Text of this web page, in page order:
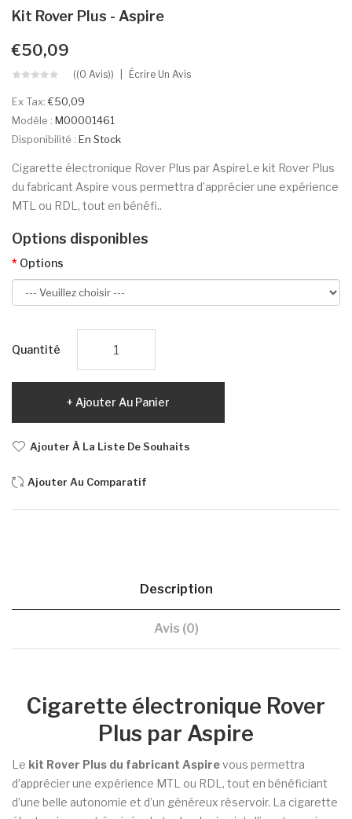
Kit Rover Plus - Aspire
€50,09
((0 Avis)) Écrire Un Avis
Ex Tax:€50,09
Modèle : M00001461
Disponibilité : En Stock
Cigarette électronique Rover Plus par AspireLe kit Rover Plus
du fabricant Aspire vous permettra d’apprécier une expérience
MTL ou RDL, tout en bénéfi..
Options disponibles
Options
Quantité
Ajouter Au Panier
Ajouter À La Liste De Souhaits
Ajouter Au Comparatif
Description
Avis (0)
Cigarette électronique Rover
Plus par Aspire
Le kit Rover Plus du fabricant Aspirevous permettra
d’apprécier une expérience MTL ou RDL, tout en bénéficiant
d’une belle autonomie et d’un généreux réservoir. La cigarette